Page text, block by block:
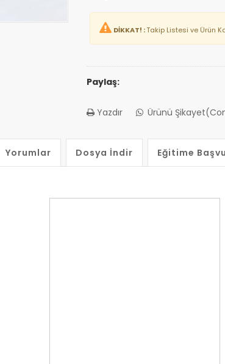
DİKKAT! :Takip Listesi ve Ürün
Paylaş:
Yazdır Ürünü
Yorumlar Dosya İndir Eğitime